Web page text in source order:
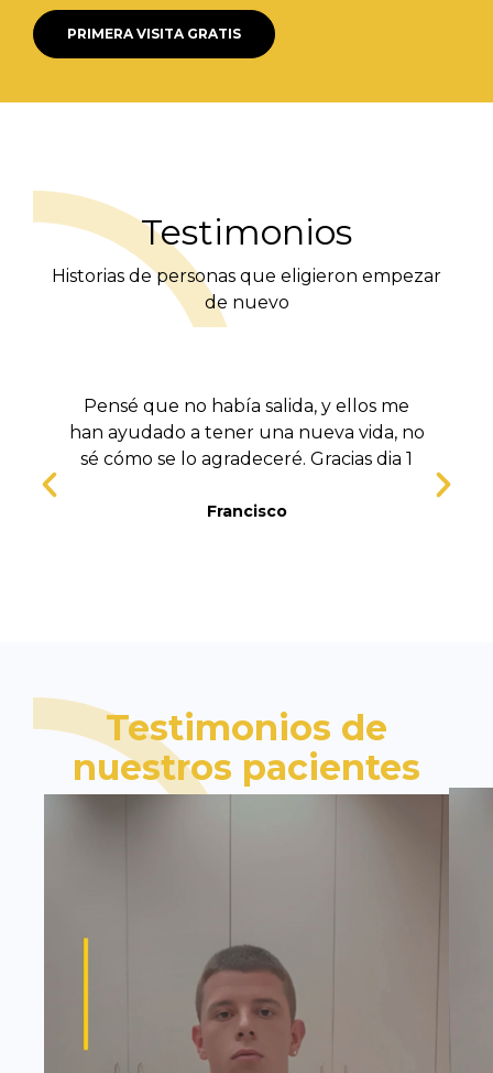
PRIMERA VISITA GRATIS
Testimonios
Historias de personas que eligieron empezar
de nuevo
Pensé que no había salida, y ellos me
han ayudado a tener una nueva vida, no
sé cómo se lo agradeceré. Gracias dia 1
Francisco
Testimonios de
nuestros pacientes